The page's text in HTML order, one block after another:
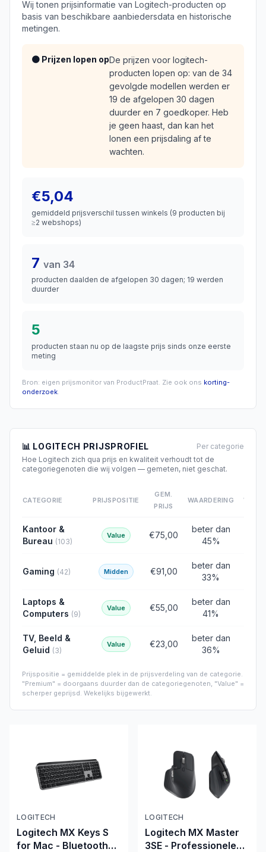
Wij tonen prijsinformatie van Logitech-producten op
basis van beschikbare aanbiedersdata en historische
metingen.
🟠 Prijzen lopen opDe prijzen voor logitech-
producten lopen op: van de 34
gevolgde modellen werden er
19 de afgelopen 30 dagen
duurder en 7 goedkoper. Heb
je geen haast, dan kan het
lonen een prijsdaling af te
wachten.
€5,04
gemiddeld prijsverschil tussen winkels (9 producten bij
≥2 webshops)
7 van 34
producten daalden de afgelopen 30 dagen; 19 werden
duurder
5
producten staan nu op de laagste prijs sinds onze eerste
meting
Bron: eigen prijsmonitor van ProductPraat. Zie ook ons korting-
onderzoek.
📊 LOGITECH PRIJSPROFIEL
Per categorie
Hoe Logitech zich qua prijs en kwaliteit verhoudt tot de
categoriegenoten die wij volgen — gemeten, niet geschat.
CATEGORIE PRIJSPOSITIE
GEM.
PRIJS
WAARDERING
Kantoor &
Bureau (103)
Value €75,00
beter dan
45%
Gaming (42) Midden €91,00
beter dan
33%
Laptops &
Computers (9)
Value €55,00
beter dan
41%
TV, Beeld &
Geluid (3)
Value €23,00
beter dan
36%
Prijspositie = gemiddelde plek in de prijsverdeling van de categorie.
"Premium" = doorgaans duurder dan de categoriegenoten, "Value" =
scherper geprijsd. Wekelijks bijgewerkt.
LOGITECH
Logitech MX Keys S
for Mac - Bluetooth
LOGITECH
Logitech MX Master
3SE - Professionele